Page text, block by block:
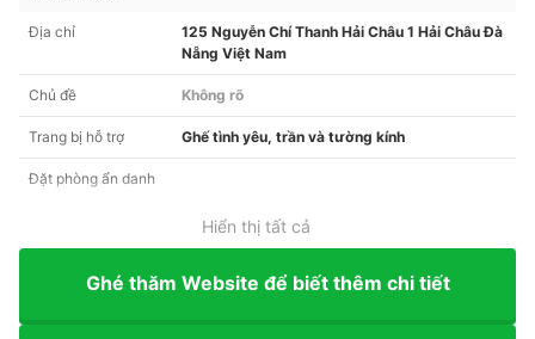
Địa chỉ
125 Nguyễn Chí Thanh Hải Châu 1 Hải Châu Đà
Nẵng Việt Nam
Chủ đề Không rõ
Trang bị hỗ trợ Ghế tình yêu, trần và tường kính
Đặt phòng ẩn danh
Hiển thị tất cả
Ghé thăm Website để biết thêm chi tiết